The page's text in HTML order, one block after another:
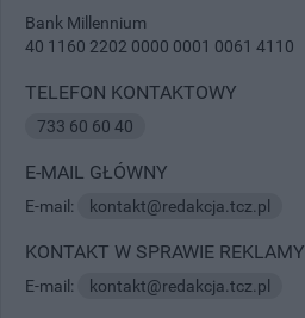
Bank Millennium
40 1160 2202 0000 0001 0061 4110
TELEFON KONTAKTOWY
733 60 60 40
E-MAIL GŁÓWNY
E-mail: kontakt@redakcja.tcz.pl
KONTAKT W SPRAWIE REKLAMY
E-mail: kontakt@redakcja.tcz.pl